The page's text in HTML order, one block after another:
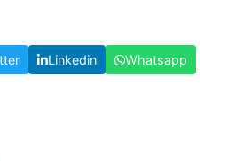
Linkedin
Whatsapp